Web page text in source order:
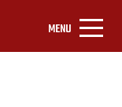
MENU